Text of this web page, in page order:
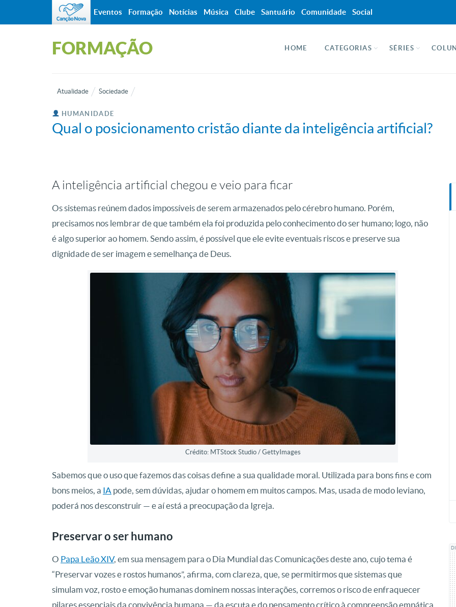
FORMAÇÃO HOME CATEGORIAS SÉRIES
Atualidade Sociedade
HUMANIDADE
Qual o posicionamento cristão diante da inteligência artificial?
A inteligência artificial chegou e veio para ficar
Os sistemas reúnem dados impossíveis de serem armazenados pelo cérebro humano. Porém,
precisamos nos lembrar de que também ela foi produzida pelo conhecimento do ser humano; logo, não
é algo superior ao homem. Sendo assim, é possível que ele evite eventuais riscos e preserve sua
dignidade de ser imagem e semelhança de Deus.
Crédito: MTStock Studio / GettyImages
Sabemos que o uso que fazemos das coisas define a sua qualidade moral. Utilizada para bons fins e com
bons meios, a IA pode, sem dúvidas, ajudar o homem em muitos campos. Mas, usada de modo leviano,
poderá nos desconstruir — e aí está a preocupação da Igreja.
Preservar o ser humano
O Papa Leão XIV, em sua mensagem para o Dia Mundial das Comunicações deste ano, cujo tema é
“Preservar vozes e rostos humanos”, afirma, com clareza, que, se permitirmos que sistemas que
simulam voz, rosto e emoção humanas dominem nossas interações, corremos o risco de enfraquecer
pilares essenciais da convivência humana — da escuta e do pensamento crítico à compreensão empática
Eventos Formação Notícias Música Clube Santuário Comunidade Social